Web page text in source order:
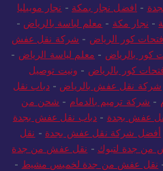
- افضل نجار بمكة - نجار موبيليا
- نجار مكة - معلم لياسة بالرياض -
فتحات كور الرياض - شركة نقل عفش
كور بالرياض - معلم لياسة الرياض -
كور بالرياض - ونيت توصيل
شركة نقل عفش بالرياض -دباب نقل
- شركة ترميم بالدمام - شحن من
عفش بجدة - دباب نقل عفش بجدة
أفضل شركة نقل عفش بجدة - نقل
من جدة لتبوك - نقل عفش من جدة
نقل عفش من جدة لخميس مشيط -